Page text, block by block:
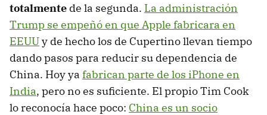
totalmente de la segunda. La administración
Trump se empeñó en que Apple fabricara en
EEUUy de hecho los de Cupertino llevan tiempo
dando pasos para reducir su dependencia de
China. Hoy ya fabrican parte de los iPhone en
India, pero no es suficiente. El propio Tim Cook
lo reconocía hace poco: China es un socio